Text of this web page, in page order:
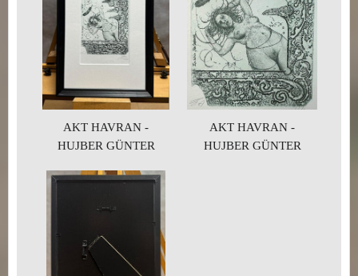
AKT HAVRAN -
HUJBER GÜNTER
AKT HAVRAN -
HUJBER GÜNTER